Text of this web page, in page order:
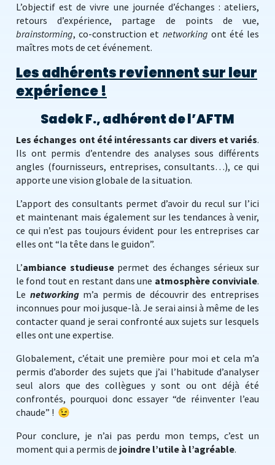
L’objectif est de vivre une journée d’échanges : ateliers,
retours d’expérience, partage de points de vue,
brainstorming, co-construction et networking ont été les
maîtres mots de cet événement.
Les adhérents reviennent sur leur
expérience !
Sadek F., adhérent de l’AFTM
Les échanges ont été intéressants car divers et variés.
Ils ont permis d’entendre des analyses sous différents
angles (fournisseurs, entreprises, consultants…), ce qui
apporte une vision globale de la situation.
L’apport des consultants permet d’avoir du recul sur l’ici
et maintenant mais également sur les tendances à venir,
ce qui n’est pas toujours évident pour les entreprises car
elles ont “la tête dans le guidon”.
L’ambiance studieuse permet des échanges sérieux sur
le fond tout en restant dans une atmosphère conviviale.
Le networkingm’a permis de découvrir des entreprises
inconnues pour moi jusque-là. Je serai ainsi à même de les
contacter quand je serai confronté aux sujets sur lesquels
elles ont une expertise.
Globalement, c’était une première pour moi et cela m’a
permis d’aborder des sujets que j’ai l’habitude d’analyser
seul alors que des collègues y sont ou ont déjà été
confrontés, pourquoi donc essayer “de réinventer l’eau
chaude” ! 😉
Pour conclure, je n’ai pas perdu mon temps, c’est un
moment qui a permis de joindre l’utile à l’agréable.